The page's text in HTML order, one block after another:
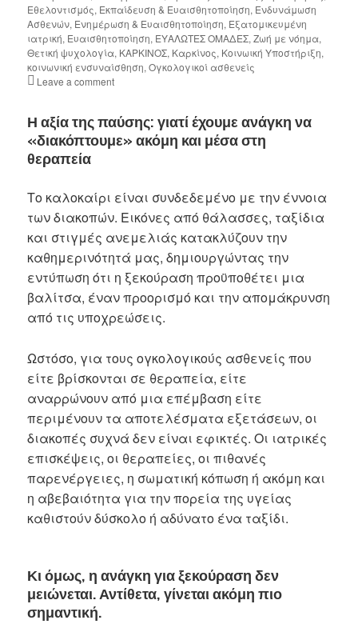
Εθελοντισμός, Εκπαίδευση & Ευαισθητοποίηση, Ενδυνάμωση
Ασθενών, Ενημέρωση & Ευαισθητοποίηση, Εξατομικευμένη
ιατρική, Ευαισθητοποίηση, ΕΥΑΛΩΤΕΣ ΟΜΑΔΕΣ,Ζωή με νόημα,
Θετική ψυχολογία, ΚΑΡΚΙΝΟΣ, Καρκίνος, Κοινωική Υποστήριξη,
κοινωνική ενσυναίσθηση,Ογκολογικοί ασθενείς
Leave a comment
Η αξία της παύσης:γιατί έχουμε ανάγκη να
«διακόπτουμε» ακόμη και μέσα στη
θεραπεία
Το καλοκαίρι είναι συνδεδεμένο με την έννοια
των διακοπών. Εικόνες από θάλασσες, ταξίδια
και στιγμές ανεμελιάς κατακλύζουν την
καθημερινότητά μας, δημιουργώντας την
εντύπωση ότι η ξεκούραση προϋποθέτει μια
βαλίτσα, έναν προορισμό και την απομάκρυνση
από τις υποχρεώσεις.
Ωστόσο, για τους ογκολογικούς ασθενείς που
είτε βρίσκονται σε θεραπεία, είτε
αναρρώνουν από μια επέμβαση είτε
περιμένουν τα αποτελέσματα εξετάσεων, οι
διακοπές συχνά δεν είναι εφικτές. Οι ιατρικές
επισκέψεις, οι θεραπείες, οι πιθανές
παρενέργειες, η σωματική κόπωση ή ακόμη και
η αβεβαιότητα για την πορεία της υγείας
καθιστούν δύσκολο ή αδύνατο ένα ταξίδι.
Κι όμως, η ανάγκη για ξεκούραση δεν
μειώνεται. Αντίθετα,γίνεται ακόμη πιο
σημαντική.